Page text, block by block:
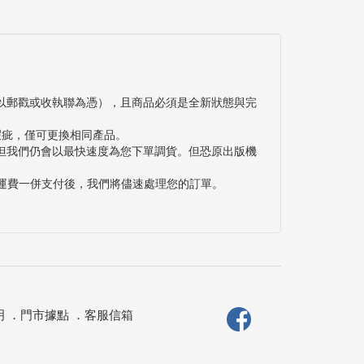
戳或收執聯為憑），且商品必須是全新狀態與完
，僅可更換相同產品。
們仍會以最快速度為您下單調貨。但恐原出版機
一併支付後，我們將儘速處理您的訂單。
． 門市據點． 客服信箱